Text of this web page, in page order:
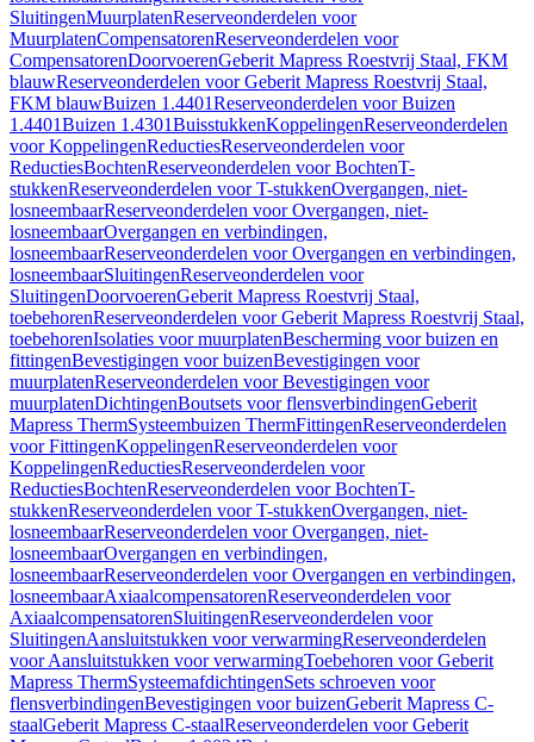
SluitingenMuurplatenReserveonderdelen voor
MuurplatenCompensatorenReserveonderdelen voor
CompensatorenDoorvoerenGeberit Mapress Roestvrij Staal, FKM
blauwReserveonderdelen voor Geberit Mapress Roestvrij Staal,
FKM blauwBuizen 1.4401Reserveonderdelen voor Buizen
1.4401Buizen 1.4301BuisstukkenKoppelingenReserveonderdelen
voor KoppelingenReductiesReserveonderdelen voor
ReductiesBochtenReserveonderdelen voor BochtenT-
stukkenReserveonderdelen voor T-stukkenOvergangen, niet-
losneembaarReserveonderdelen voor Overgangen, niet-
losneembaarOvergangen en verbindingen,
losneembaarReserveonderdelen voor Overgangen en verbindingen,
losneembaarSluitingenReserveonderdelen voor
SluitingenDoorvoerenGeberit Mapress Roestvrij Staal,
toebehorenReserveonderdelen voor Geberit Mapress Roestvrij Staal,
toebehorenIsolaties voor muurplatenBescherming voor buizen en
fittingenBevestigingen voor buizenBevestigingen voor
muurplatenReserveonderdelen voor Bevestigingen voor
muurplatenDichtingenBoutsets voor flensverbindingenGeberit
Mapress ThermSysteembuizen ThermFittingenReserveonderdelen
voor FittingenKoppelingenReserveonderdelen voor
KoppelingenReductiesReserveonderdelen voor
ReductiesBochtenReserveonderdelen voor BochtenT-
stukkenReserveonderdelen voor T-stukkenOvergangen, niet-
losneembaarReserveonderdelen voor Overgangen, niet-
losneembaarOvergangen en verbindingen,
losneembaarReserveonderdelen voor Overgangen en verbindingen,
losneembaarAxiaalcompensatorenReserveonderdelen voor
AxiaalcompensatorenSluitingenReserveonderdelen voor
SluitingenAansluitstukken voor verwarmingReserveonderdelen
voor Aansluitstukken voor verwarmingToebehoren voor Geberit
Mapress ThermSysteemafdichtingenSets schroeven voor
flensverbindingenBevestigingen voor buizenGeberit Mapress C-
staalGeberit Mapress C-staalReserveonderdelen voor Geberit